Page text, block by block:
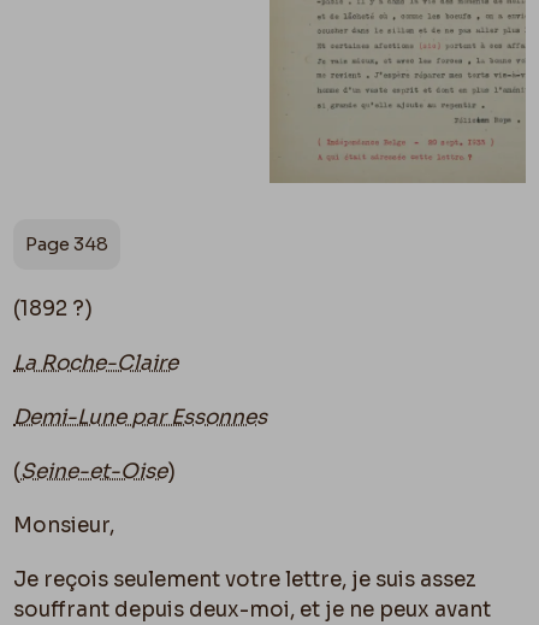
Page 348
(1892 ?)
La Roche-Claire
Demi-Lune par Essonnes
(Seine-et-Oise)
Monsieur,
Je reçois seulement votre lettre, je suis assez
souffrant depuis deux-moi, et je ne peux avant